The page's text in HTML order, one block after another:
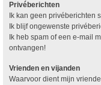
Privéberichten
Ik kan geen privéberichten
Ik blijf ongewenste
Ik heb spam of een e-mail
ontvangen!
Vrienden en vijanden
Waarvoor dient mijn